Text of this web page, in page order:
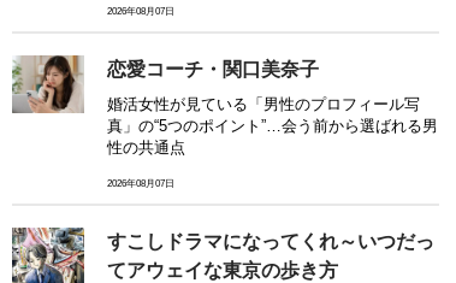
2026年08月07日
恋愛コーチ・関口美奈子
婚活女性が見ている「男性のプロフィール写
真」の“5つのポイント”…会う前から選ばれる男
性の共通点
2026年08月07日
すこしドラマになってくれ～いつだっ
てアウェイな東京の歩き方